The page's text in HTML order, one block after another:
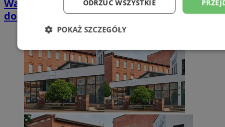
Wakacyjny wypoczynek nad Bałtykiem w
domkach Szmaragdowe Morze
ODRZUĆ WSZYSTKIE
POKAŻ SZCZEGÓŁY
Niezbędne Wydajność
Niesklasyfikowane